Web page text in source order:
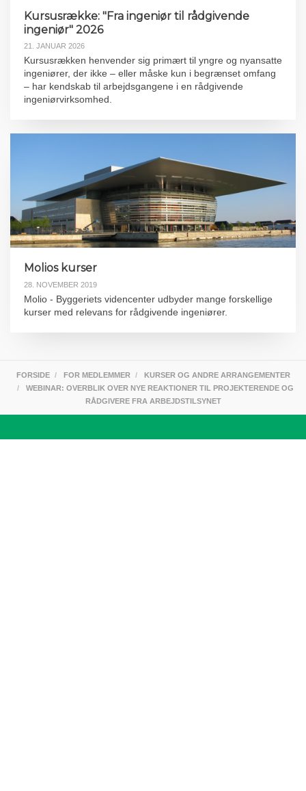
Kursusrække: "Fra ingeniør til rådgivende
ingeniør" 2026
21. JANUAR 2026
Kursusrækken henvender sig primært til yngre og nyansatte
ingeniører, der ikke – eller måske kun i begrænset omfang
– har kendskab til arbejdsgangene i en rådgivende
ingeniørvirksomhed.
Molios kurser
28. NOVEMBER 2019
Molio - Byggeriets videncenter udbyder mange forskellige
kurser med relevans for rådgivende ingeniører.
FORSIDE FOR MEDLEMMER
KURSER OG ANDRE ARRANGEMENTER
WEBINAR: OVERBLIK OVER NYE REAKTIONER TIL PROJEKTERENDE OG
RÅDGIVERE FRA ARBEJDSTILSYNET
Om FRI